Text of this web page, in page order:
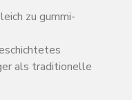
zu gummi-
als traditionelle